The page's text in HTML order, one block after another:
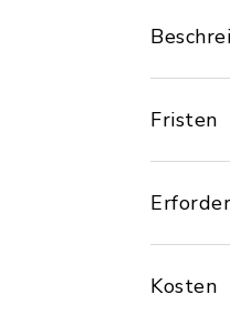
Fristen
Kosten